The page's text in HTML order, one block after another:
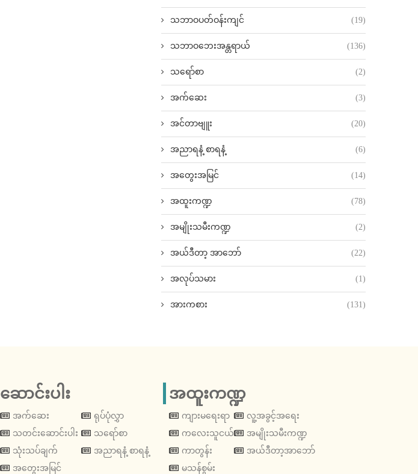
သဘာဝပတ်ဝန်းကျင် (19)
သဘာဝဘေးအန္တရာယ် (136)
သရော်စာ (2)
အက်ဆေး (3)
အင်တာဗျူး (20)
အညာရနံ့ စာရနံ့ (6)
အတွေးအမြင် (14)
အထူးကဏ္ဍ (78)
အမျိုးသမီးကဏ္ဍ (2)
အယ်ဒီတာ့ အာဘော် (22)
အလုပ်သမား (1)
အားကစား (131)
ဆောင်းပါး
အက်ဆေး
သတင်းဆောင်းပါး
သုံးသပ်ချက်
အတွေးအမြင်
ရုပ်ပုံလွှာ
သရော်စာ
အညာရနံ့ စာရနံ့
အထူးကဏ္ဍ
ကျားမရေးရာ
ကလေးသူငယ်
ကာတွန်း
မသန်စွမ်း
လူ့အခွင့်အရေး
အမျိုးသမီးကဏ္ဍ
အယ်ဒီတာ့အာဘော်